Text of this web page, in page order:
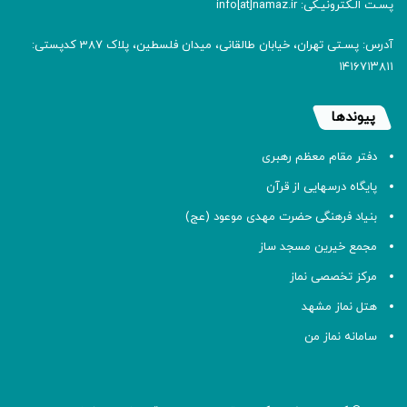
پسـت الـکترونیـکی: info[at]namaz.ir
آدرس: پسـتی تهران، خیابان طالقانی، میدان فلسطین، پلاک 387 کدپستی:
۱۴۱۶۷۱۳۸۱۱
پیوندها
دفتر مقام معظم رهبری
پایگاه درسهایی از قرآن
بنیاد فرهنگی حضرت مهدی موعود (عج)
مجمع خیرین مسجد ساز
مرکز تخصصی نماز
هتل نماز مشهد
سامانه نماز من